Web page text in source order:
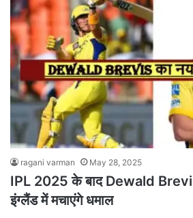
ragani varman May 28, 2025
IPL 2025 के बाद Dewald
इंग्लैंड में मचाएंगे धमाल